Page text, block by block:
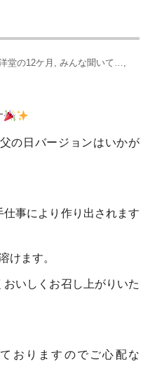
堂の12ケ月 みんな聞いて…
父の日バージョンはいかが
事により作り出されます
けます。
いしくお召し上がりいた
おりますのでご心配な